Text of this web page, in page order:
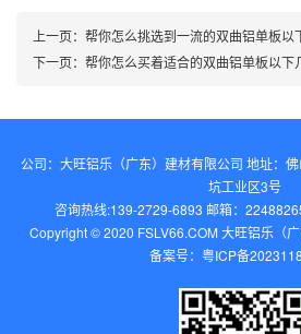
上一页： 帮你怎么挑选到一流的双曲铝单板以
下一页： 帮你怎么买着适合的双曲铝单板以下
公司：大旺铝乐（广东）建材有限公司 地址：
坑工业区3号
咨询热线:139-2729-6893 邮箱：
Copyright © 2020 FSLV66.COM 大旺铝乐（
备案号： 粤ICP备